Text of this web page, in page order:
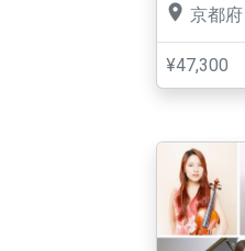
京都府
¥47,300